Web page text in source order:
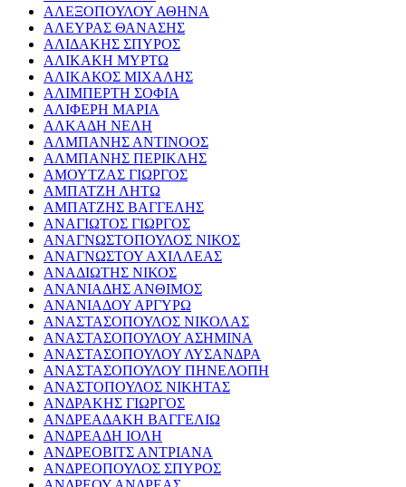
ΑΛΕΞΟΠΟΥΛΟΥ ΑΘΗΝΑ
ΑΛΕΥΡΑΣ ΘΑΝΑΣΗΣ
ΑΛΙΔΑΚΗΣ ΣΠΥΡΟΣ
ΑΛΙΚΑΚΗ ΜΥΡΤΩ
ΑΛΙΚΑΚΟΣ ΜΙΧΑΛΗΣ
ΑΛΙΜΠΕΡΤΗ ΣΟΦΙΑ
ΑΛΙΦΕΡΗ ΜΑΡΙΑ
ΑΛΚΑΔΗ ΝΕΛΗ
ΑΛΜΠΑΝΗΣ ΑΝΤΙΝΟΟΣ
ΑΛΜΠΑΝΗΣ ΠΕΡΙΚΛΗΣ
ΑΜΟΥΤΖΑΣ ΓΙΩΡΓΟΣ
ΑΜΠΑΤΖΗ ΛΗΤΩ
ΑΜΠΑΤΖΗΣ ΒΑΓΓΕΛΗΣ
ΑΝΑΓΙΩΤΟΣ ΓΙΩΡΓΟΣ
ΑΝΑΓΝΩΣΤΟΠΟΥΛΟΣ ΝΙΚΟΣ
ΑΝΑΓΝΩΣΤΟΥ ΑΧΙΛΛΕΑΣ
ΑΝΑΔΙΩΤΗΣ ΝΙΚΟΣ
ΑΝΑΝΙΑΔΗΣ ΑΝΘΙΜΟΣ
ΑΝΑΝΙΑΔΟΥ ΑΡΓΥΡΩ
ΑΝΑΣΤΑΣΟΠΟΥΛΟΣ ΝΙΚΟΛΑΣ
ΑΝΑΣΤΑΣΟΠΟΥΛΟΥ ΑΣΗΜΙΝΑ
ΑΝΑΣΤΑΣΟΠΟΥΛΟΥ ΛΥΣΑΝΔΡΑ
ΑΝΑΣΤΑΣΟΠΟΥΛΟΥ ΠΗΝΕΛΟΠΗ
ΑΝΑΣΤΟΠΟΥΛΟΣ ΝΙΚΗΤΑΣ
ΑΝΔΡΑΚΗΣ ΓΙΩΡΓΟΣ
ΑΝΔΡΕΑΔΑΚΗ ΒΑΓΓΕΛΙΩ
ΑΝΔΡΕΑΔΗ ΙΟΛΗ
ΑΝΔΡΕΟΒΙΤΣ ΑΝΤΡΙΑΝΑ
ΑΝΔΡΕΟΠΟΥΛΟΣ ΣΠΥΡΟΣ